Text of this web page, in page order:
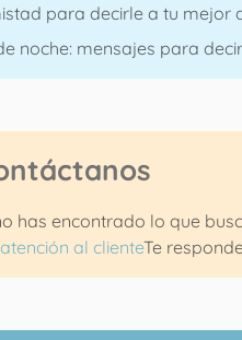
para decirle a tu
noche: mensajes para
has encontrado lo que
al clienteTe